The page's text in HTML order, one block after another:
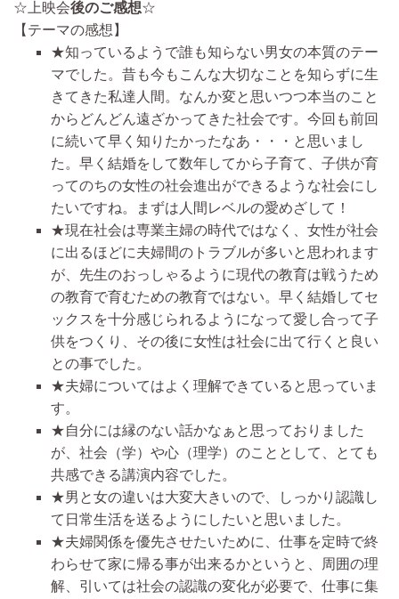
☆上映会後のご感想☆
【テーマの感想】
★知っているようで誰も知らない男女の本質のテー
マでした。昔も今もこんな大切なことを知らずに生
きてきた私達人間。なんか変と思いつつ本当のこと
からどんどん遠ざかってきた社会です。今回も前回
に続いて早く知りたかったなあ・・・と思いまし
た。早く結婚をして数年してから子育て、子供が育
ってのちの女性の社会進出ができるような社会にし
たいですね。まずは人間レベルの愛めざして！
★現在社会は専業主婦の時代ではなく、女性が社会
に出るほどに夫婦間のトラブルが多いと思われます
が、先生のおっしゃるように現代の教育は戦うため
の教育で育むための教育ではない。早く結婚してセ
ックスを十分感じられるようになって愛し合って子
供をつくり、その後に女性は社会に出て行くと良い
との事でした。
★夫婦についてはよく理解できていると思っていま
す。
★自分には縁のない話かなぁと思っておりました
が、社会（学）や心（理学）のこととして、とても
共感できる講演内容でした。
★男と女の違いは大変大きいので、しっかり認識し
て日常生活を送るようにしたいと思いました。
★夫婦関係を優先させたいために、仕事を定時で終
わらせて家に帰る事が出来るかというと、周囲の理
解、引いては社会の認識の変化が必要で、仕事に集